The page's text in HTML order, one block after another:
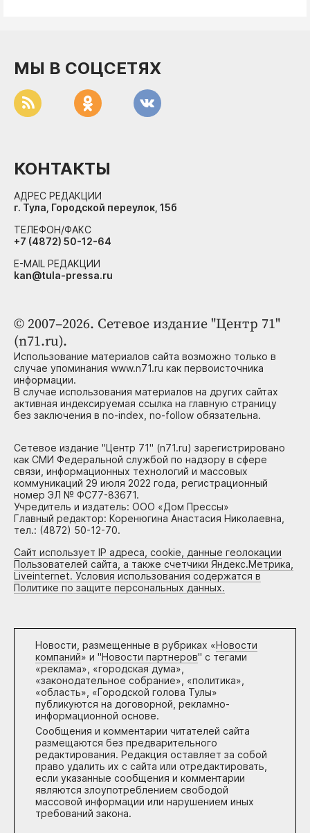
© 2007–2026. Сетевое издание "Центр 71"
(n71.ru).
Использование материалов сайта возможно только в
случае упоминания www.n71.ru как первоисточника
информации.
В случае использования материалов на других сайтах
активная индексируемая ссылка на главную страницу
без заключения в no-index, no-follow обязательна.
Сетевое издание "Центр 71" (n71.ru) зарегистрировано
как СМИ Федеральной службой по надзору в сфере
связи, информационных технологий и массовых
коммуникаций 29 июля 2022 года, регистрационный
номер ЭЛ № ФС77-83671.
Учредитель и издатель: ООО «Дом Прессы»
Главный редактор: Коренюгина Анастасия Николаевна,
тел.: (4872) 50-12-70.
Сайт использует IP адреса, cookie, данные геолокации
Пользователей сайта, а также счетчики Яндекс.Метрика,
Liveinternet. Условия использования содержатся в
Политике по защите персональных данных.
Новости, размещенные в рубриках «Новости
компаний» и "Новости партнеров" с тегами
«реклама», «городская дума»,
«законодательное собрание», «политика»,
«область», «Городской голова Тулы»
публикуются на договорной, рекламно-
информационной основе.
Сообщения и комментарии читателей сайта
размещаются без предварительного
редактирования. Редакция оставляет за собой
право удалить их с сайта или отредактировать,
если указанные сообщения и комментарии
являются злоупотреблением свободой
массовой информации или нарушением иных
требований закона.
МЫ В СОЦСЕТЯХ
КОНТАКТЫ
АДРЕС РЕДАКЦИИ
г. Тула, Городской переулок, 15б
ТЕЛЕФОН/ФАКС
+7 (4872) 50-12-64
E-MAIL РЕДАКЦИИ
kan@tula-pressa.ru